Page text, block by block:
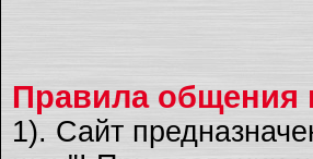
Правила общения
1). Сайт